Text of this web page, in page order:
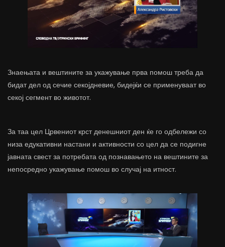
Знаењата и вештините за укажување прва помош треба да
бидат дел од сечие секојдневие, бидејќи се применуваат во
секој сегмент во животот.
За таа цел Црвениот крст денешниот ден ќе го одбележи со
низа едукативни настани и активности со цел да се подигне
јавната свест за потребата од познавањето на вештините за
непосредно укажување помош во случај на итност.